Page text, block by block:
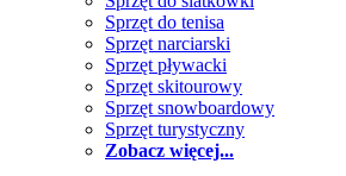
Sprzęt do tenisa
Sprzęt narciarski
Sprzęt pływacki
Sprzęt skitourowy
Sprzęt snowboardowy
Sprzęt turystyczny
Zobacz więcej...